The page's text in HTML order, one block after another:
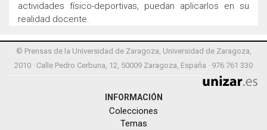
actividades físico-deportivas, puedan aplicarlos en su
realidad docente.
© Prensas de la Universidad de Zaragoza, Universidad de Zaragoza,
2010 · Calle Pedro Cerbuna, 12, 50009 Zaragoza, España · 976 761 330
INFORMACIÓN
Colecciones
Temas